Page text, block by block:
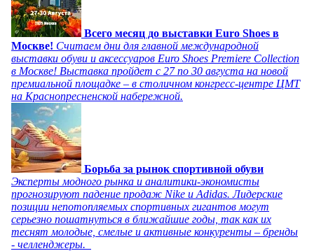
Всего месяц до выставки Euro Shoes в
Москве! Считаем дни для главной международной
выставки обуви и аксессуаров Euro Shoes Premiere Collection
в Москве! Выставка пройдет с 27 по 30 августа на новой
премиальной площадке – в столичном конгресс-центре ЦМТ
на Краснопресненской набережной.
Борьба за рынок спортивной обуви
Эксперты модного рынка и аналитики-экономисты
прогнозируют падение продаж Nike и Adidas. Лидерские
позиции непотопляемых спортивных гигантов могут
серьезно пошатнуться в ближайшие годы, так как их
теснят молодые, смелые и активные конкуренты – бренды
- челленджеры.